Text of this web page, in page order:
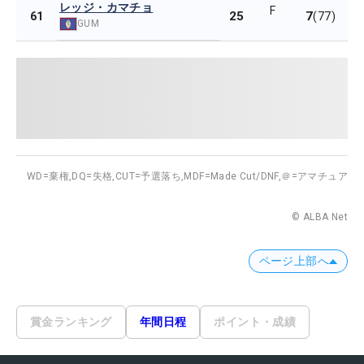
61
レッジ・カマチョ
GUM 25 F 7(77)
WD=棄権, DQ=失格, CUT=予選落ち, MDF=Made Cut/DNF,＠=アマチュア
© ALBA Net
ページ上部へ
賞金ランキング 年間日程 ポイント・成績